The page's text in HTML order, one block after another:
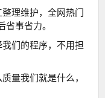
理维护，全网热门
事省力。
们的程序，不用担
量我们就是什么，